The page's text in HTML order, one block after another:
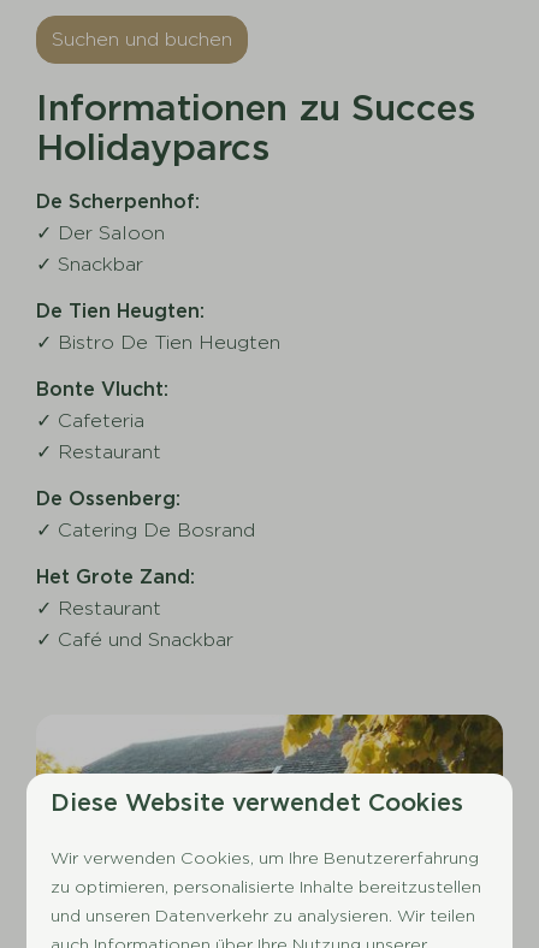
Suchen und buchen
Informationen zu Succes
Holidayparcs
De Scherpenhof:
✓ Der Saloon
✓ Snackbar
De Tien Heugten:
✓ Bistro De Tien Heugten
Bonte Vlucht:
✓ Cafeteria
✓ Restaurant
De Ossenberg:
✓ Catering De Bosrand
Het Grote Zand:
✓ Restaurant
✓ Café und Snackbar
Diese Website verwendet Cookies
Wir verwenden Cookies, um Ihre Benutzererfahrung
zu optimieren, personalisierte Inhalte bereitzustellen
und unseren Datenverkehr zu analysieren. Wir teilen
auch Informationen über Ihre Nutzung unserer